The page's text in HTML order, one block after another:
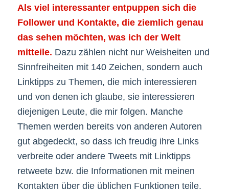
Als viel interessanter entpuppen sich die
Follower und Kontakte, die ziemlich genau
das sehen möchten, was ich der Welt
mitteile. Dazu zählen nicht nur Weisheiten und
Sinnfreiheiten mit 140 Zeichen, sondern auch
Linktipps zu Themen, die mich interessieren
und von denen ich glaube, sie interessieren
diejenigen Leute, die mir folgen. Manche
Themen werden bereits von anderen Autoren
gut abgedeckt, so dass ich freudig ihre Links
verbreite oder andere Tweets mit Linktipps
retweete bzw. die Informationen mit meinen
Kontakten über die üblichen Funktionen teile.